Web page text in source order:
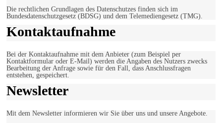
Die rechtlichen Grundlagen des Datenschutzes finden sich im
Bundesdatenschutzgesetz (BDSG) und dem Telemediengesetz (TMG).
Kontaktaufnahme
Bei der Kontaktaufnahme mit dem Anbieter (zum Beispiel per
Kontaktformular oder E-Mail) werden die Angaben des Nutzers zwecks
Bearbeitung der Anfrage sowie für den Fall, dass Anschlussfragen
entstehen, gespeichert.
Newsletter
Mit dem Newsletter informieren wir Sie über uns und unsere Angebote.